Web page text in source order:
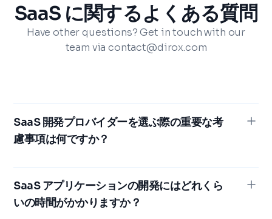
SaaS に関するよくある質問
Have other questions? Get in touch with our
team via contact@dirox.com
SaaS 開発プロバイダーを選ぶ際の重要な考
慮事項は何ですか？
SaaS開発プロバイダーを選択する際に考慮すべき重要
な要素には、プロバイダーの評判と実績、実施されてい
るセキュリティとコンプライアンス対策、プラットフォ
ームの柔軟性と拡張性、他のシステムとの統合機能、デ
SaaS アプリケーションの開発にはどれくら
いの時間がかかりますか？